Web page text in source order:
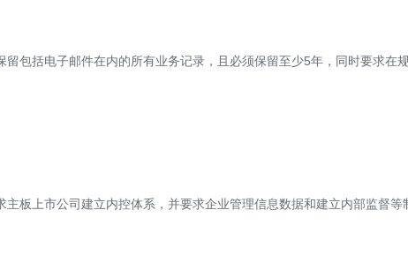
包括电子邮件在内的所有业务记录，且必须保留至少5年，同时要求在
板上市公司建立内控体系，并要求企业管理信息数据和建立内部监督